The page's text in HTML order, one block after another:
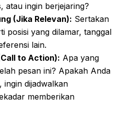
atau ingin berjejaring?
(Jika Relevan): Sertakan
posisi yang dilamar, tanggal
lain.
to Action): Apa yang
pesan ini? Apakah Anda
ingin dijadwalkan
memberikan